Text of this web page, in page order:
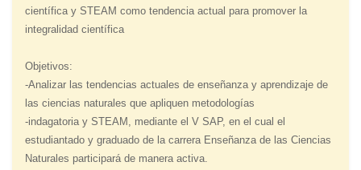
científica y STEAM como tendencia actual para promover la
integralidad científica
Objetivos:
-Analizar las tendencias actuales de enseñanza y aprendizaje de
las ciencias naturales que apliquen metodologías
-indagatoria y STEAM, mediante el V SAP, en el cual el
estudiantado y graduado de la carrera Enseñanza de las Ciencias
Naturales participará de manera activa.